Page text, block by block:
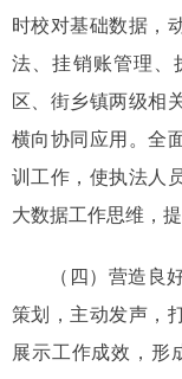
时校对基础数据，
法、挂销账管理、
区、街乡镇两级相
横向协同应用。全
训工作，使执法人
大数据工作思维，
（四）营造良
策划，主动发声，
展示工作成效，形